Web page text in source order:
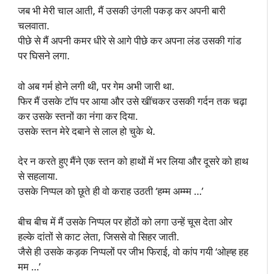
जब भी मेरी चाल आती, मैं उसकी उंगली पकड़ कर अपनी बारी
चलवाता.
पीछे से मैं अपनी कमर धीरे से आगे पीछे कर अपना लंड उसकी गांड
पर घिसने लगा.
वो अब गर्म होने लगी थी, पर गेम अभी जारी था.
फिर मैं उसके टॉप पर आया और उसे खींचकर उसकी गर्दन तक चढ़ा
कर उसके स्तनों का नंगा कर दिया.
उसके स्तन मेरे दबाने से लाल हो चुके थे.
देर न करते हुए मैंने एक स्तन को हाथों में भर लिया और दूसरे को हाथ
से सहलाया.
उसके निप्पल को छूते ही वो कराह उठती ‘हम्म अम्म्म …’
बीच बीच में मैं उसके निप्पल पर होंठों को लगा उन्हें चूस देता ओर
हल्के दांतों से काट लेता, जिससे वो सिहर जाती.
जैसे ही उसके कड़क निप्पलों पर जीभ फिराई, वो कांप गयी ‘ओह्ह हह
मम …’